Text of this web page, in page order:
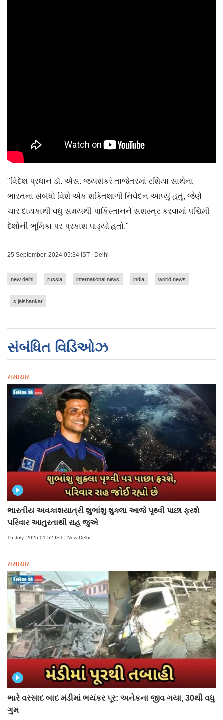
"વિદેશ પ્રધાન ડૉ. એસ. જયશંકરે તાજેતરમાં રશિયા સાથેના
ભારતના સંબંધો વિશે એક શક્તિશાળી નિવેદન આપ્યું હતું, જેણે
ચાર દાયકાથી વધુ સમયથી પાકિસ્તાનને સશસ્ત્ર કરવામાં પશ્ચિમી
દેશોની ભૂમિકા પર પ્રકાશ પાડ્યો હતો."
25 September, 2024 05:34 IST | Delhi
new delhi russia international news india world news
s jaishankar
સંબંધિત વિડિઓઝ
સમાચાર
ભારતીય અવકાશયાત્રી શુભાંશુ શુક્લા આજે પૃથ્વી પાછા ફરશે
પરિવાર આતુરતાથી રાહ જુએ
15 July, 2025 01:52 IST | New Delhi
સમાચાર
ભારે વરસાદ બાદ મંડીમાં ભયંકર પૂર: અનેકના જીવ ગયા, 30થી વધુ
ગુમ